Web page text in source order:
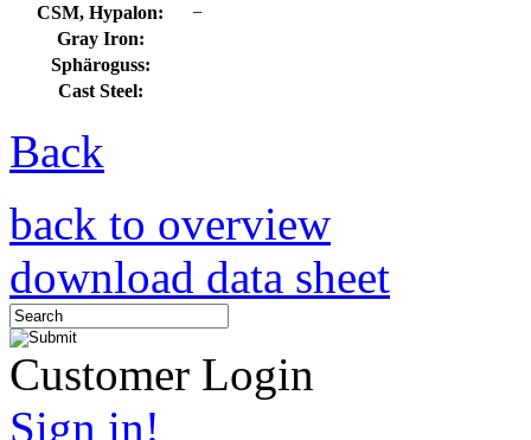
CSM, Hypalon:
−
Gray Iron:
Sphäroguss:
Cast Steel:
Back
back to overview
download data sheet
Customer Login
Sign in!